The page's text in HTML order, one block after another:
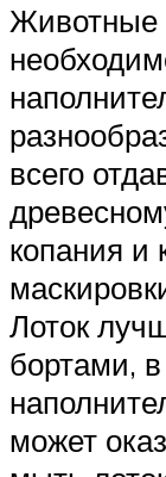
Животные
всего
копания и
Лоток
бортами,
может